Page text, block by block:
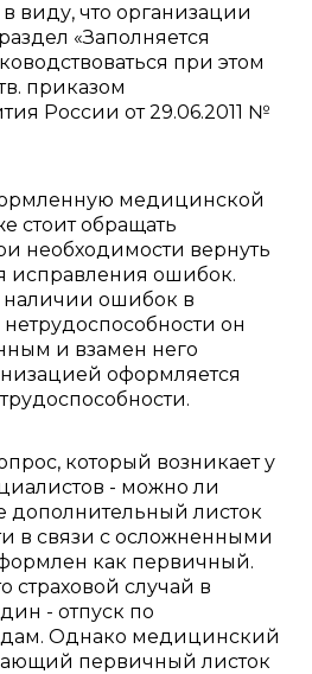
виду, что организации
«Заполняется
при этом
приказом
России от 29.06.2011 №
медицинской
стоит обращать
необходимости вернуть
исправления ошибок.
ошибок в
он
и взамен него
оформляется
который возникает у
- можно ли
дополнительный листок
в связи с осложненными
как первичный.
страховой случай в
- отпуск по
Однако медицинский
первичный листок